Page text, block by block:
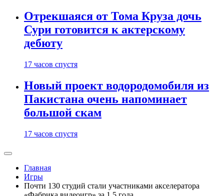
Отрекшаяся от Тома Круза дочь
Сури готовится к актерскому
дебюту
17 часов спустя
Новый проект водородомобиля из
Пакистана очень напоминает
большой скам
17 часов спустя
Главная
Игры
Почти 130 студий стали участниками акселератора